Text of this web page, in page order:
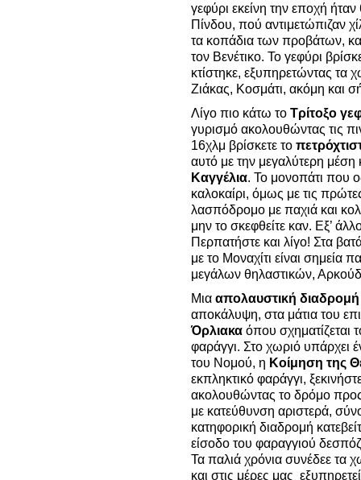
γεφύρι εκείνη την εποχή
Πίνδου, πού αντιμετώπιζαν
τα κοπάδια των προβάτων,
τον Βενέτικο. Το γεφύρι
κτίστηκε, εξυπηρετώντας τα
Ζιάκας, Κοσμάτι, ακόμη και
Λίγο πιο κάτω το Τρίτοξο
γυρισμό ακολουθώντας τις
16χλμ βρίσκετε το
αυτό με την μεγαλύτερη
Καγγέλια. Το μονοπάτι που
καλοκαίρι, όμως με τις
λασπόδρομο με παχιά και
μην το σκεφθείτε καν. Εξ’
Περπατήστε και λίγο! Στα
με το Μοναχίτι είναι σημεία
μεγάλων θηλαστικών,
Μια απολαυστική διαδρομή
αποκάλυψη, στα μάτια του
Όρλιακα όπου σχηματίζεται
φαράγγι. Στο χωριό υπάρχει
του Νομού, η Κοίμηση της
εκπληκτικό φαράγγι,
ακολουθώντας το δρόμο προς
με κατεύθυνση αριστερά,
κατηφορική διαδρομή
είσοδο του φαραγγιού
Τα παλιά χρόνια συνέδεε τα
και στις μέρες μας